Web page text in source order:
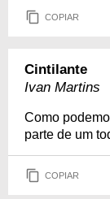
COPIAR
Cintilante
Ivan Martins
Como
parte de um
COPIAR